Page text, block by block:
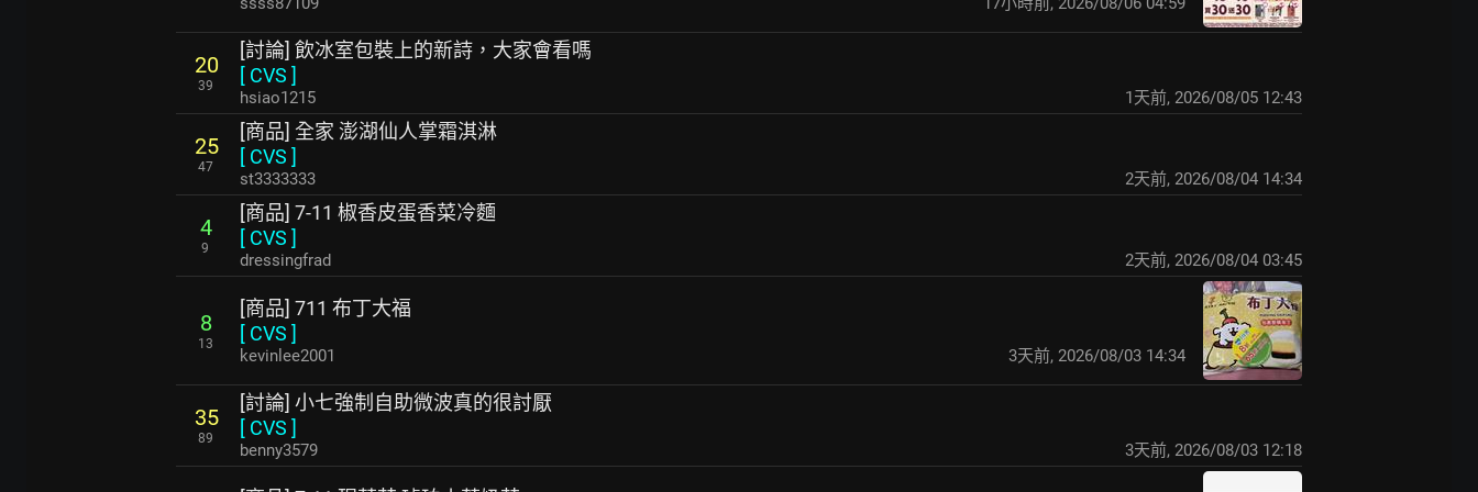
20
39
[討論] 飲冰室包裝上的新詩，大家會看嗎
[ CVS ]
hsiao1215 1天前, 2026/08/05 12:43
25
47
[商品] 全家 澎湖仙人掌霜淇淋
[ CVS ]
st3333333 2天前, 2026/08/04 14:34
4
9
[商品] 7-11 椒香皮蛋香菜冷麵
[ CVS ]
dressingfrad 2天前, 2026/08/04 03:45
8
13
[商品] 711 布丁大福
[ CVS ]
kevinlee2001 3天前, 2026/08/03 14:34
35
89
[討論] 小七強制自助微波真的很討厭
[ CVS ]
benny3579 3天前, 2026/08/03 12:18